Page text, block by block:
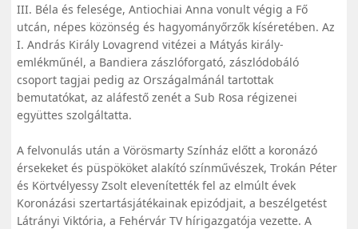
III. Béla és felesége, Antiochiai Anna vonult végig a Fő
utcán, népes közönség és hagyományőrzők kíséretében. Az
I. András Király Lovagrend vitézei a Mátyás király-
emlékműnél, a Bandiera zászlóforgató, zászlódobáló
csoport tagjai pedig az Országalmánál tartottak
bemutatókat, az aláfestő zenét a Sub Rosa régizenei
együttes szolgáltatta.
A felvonulás után a Vörösmarty Színház előtt a koronázó
érsekeket és püspököket alakító színművészek, Trokán Péter
és Körtvélyessy Zsolt elevenítették fel az elmúlt évek
Koronázási szertartásjátékainak epizódjait, a beszélgetést
Látrányi Viktória, a Fehérvár TV hírigazgatója vezette. A